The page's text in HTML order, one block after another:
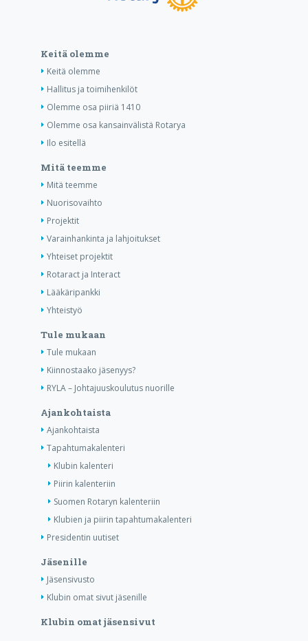
Keitä olemme
Keitä olemme
Hallitus ja toimihenkilöt
Olemme osa piiriä 1410
Olemme osa kansainvälistä Rotarya
Ilo esitellä
Mitä teemme
Mitä teemme
Nuorisovaihto
Projektit
Varainhankinta ja lahjoitukset
Yhteiset projektit
Rotaract ja Interact
Lääkäripankki
Yhteistyö
Tule mukaan
Tule mukaan
Kiinnostaako jäsenyys?
RYLA – Johtajuuskoulutus nuorille
Ajankohtaista
Ajankohtaista
Tapahtumakalenteri
Klubin kalenteri
Piirin kalenteriin
Suomen Rotaryn kalenteriin
Klubien ja piirin tapahtumakalenteri
Presidentin uutiset
Jäsenille
Jäsensivusto
Klubin omat sivut jäsenille
Klubin omat jäsensivut